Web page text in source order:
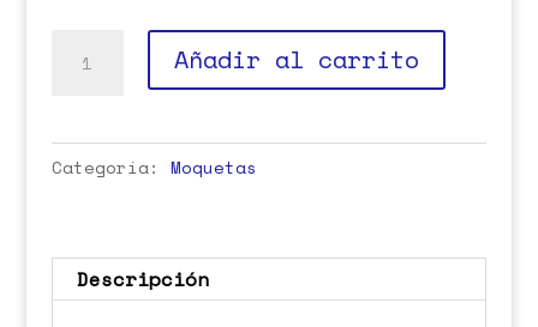
ferial
claro
cantidad
Añadir al carrito
Categoría: Moquetas
Descripción